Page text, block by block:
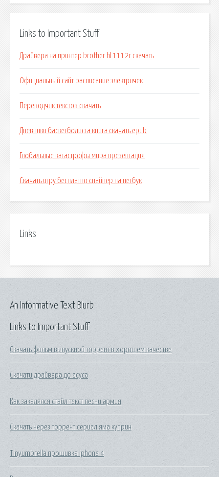
Links to Important Stuff
Драйвера на принтер brother hl 1112r скачать
Официальный сайт расписание электричек
Переводчик текстов скачать
Дневники баскетболиста книга скачать epub
Глобальные катастрофы мира презентация
Скачать игру бесплатно снайпер на нетбук
Links
Links to Important Stuff
Скачать фильм выпускной торрент в хорошем качестве
Скачати драйвера до асуса
Как закалялся стайл текст песни армия
Скачать через торрент сериал яма куприн
Tinyumbrella прошивка iphone 4
An Informative Text Blurb